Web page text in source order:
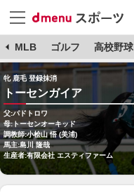
MLB ゴルフ 高校野球
牝 鹿毛 登録抹消
トーセンガイア
父:パドトロワ
母:トーセンオーキッド
調教師:小桧山 悟 (美浦)
馬主:島川 隆哉
生産者:有限会社 エスティファーム